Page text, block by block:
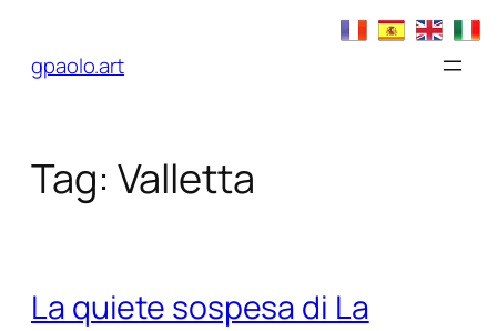
contenuto
gpaolo.art
Tag: Valletta
La quiete sospesa di La